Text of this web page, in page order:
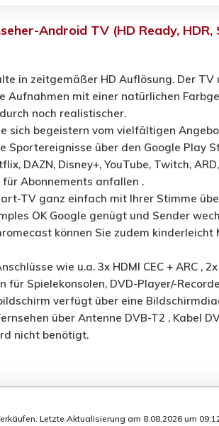
Android TV (HD Ready,
in zeitgemäßer HD Auflösung. Der
mit einer natürlichen
noch realistischer.
sich begeistern vom vielfältigen
Sportereignisse über den Google Play
DAZN, Disney+, YouTube, Twitch,
Abonnements anfallen .
TV ganz einfach mit Ihrer Stimme
OK Google genügt und Sender
können Sie zudem
wie u.a. 3x HDMI CEC + ARC
Spielekonsolen, DVD-Player/-
verfügt über eine
über Antenne DVB-T2 , Kabel
nicht benötigt.
Letzte Aktualisierung am 8.08.2026 um